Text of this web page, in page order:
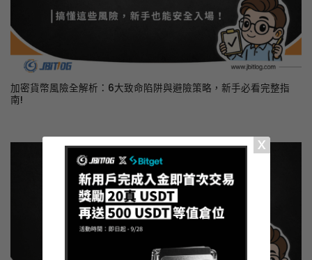
加密貨幣風險全解析：6大致命陷阱與避險策略，新手必看完整指
南!